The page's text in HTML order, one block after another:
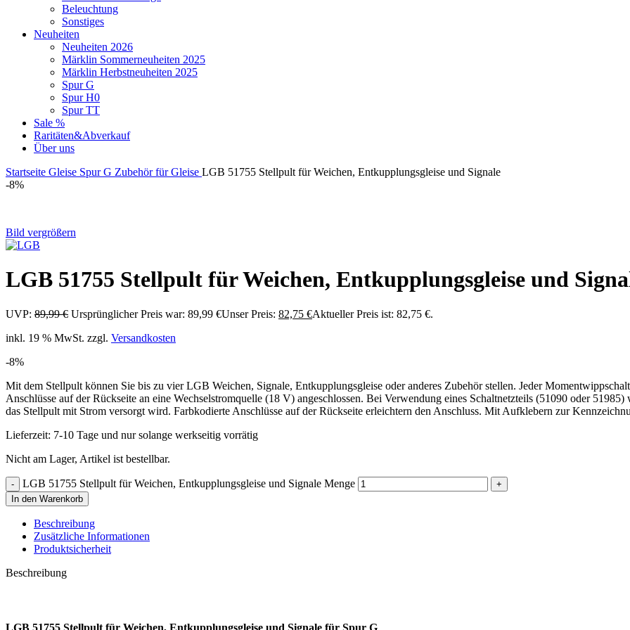
Beleuchtung
Sonstiges
Neuheiten
Neuheiten 2026
Märklin Sommerneuheiten 2025
Märklin Herbstneuheiten 2025
Spur G
Spur H0
Spur TT
Sale %
Raritäten&Abverkauf
Über uns
Startseite Gleise Spur G Zubehör für Gleise LGB 51755 Stellpult für Weichen, Entkupplungsgleise und Signale
-8%
Bild vergrößern
LGB 51755 Stellpult für Weichen, Entkupplungsgleise und
UVP: 89,99€ Ursprünglicher Preis war: 89,99 €Unser Preis: 82,75 €Aktueller Preis ist: 82,75 €.
inkl. 19 % MwSt. zzgl. Versandkosten
-8%
Mit dem Stellpult können Sie bis zu vier LGB Weichen, Signale, Entkupplungsgleise oder anderes Zubehör stellen. Jeder
Anschlüsse auf der Rückseite an eine Wechselstromquelle (18 V) angeschlossen. Bei Verwendung eines Schaltnetzteils (51090 oder
das Stellpult mit Strom versorgt wird. Farbkodierte Anschlüsse auf der Rückseite erleichtern den Anschluss. Mit Aufklebern zur
Lieferzeit: 7-10 Tage und nur solange werkseitig vorrätig
Nicht am Lager, Artikel ist bestellbar.
LGB 51755 Stellpult für Weichen, Entkupplungsgleise und Signale Menge
In den Warenkorb
Beschreibung
Zusätzliche Informationen
Produktsicherheit
Beschreibung